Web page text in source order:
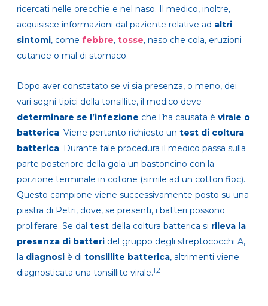
ricercati nelle orecchie e nel naso. Il medico, inoltre,
acquisisce informazioni dal paziente relative ad altri
sintomi, come febbre, tosse, naso che cola, eruzioni
cutanee o mal di stomaco.
Dopo aver constatato se vi sia presenza, o meno, dei
vari segni tipici della tonsillite, il medico deve
determinare se l’infezione che l’ha causata è virale o
batterica. Viene pertanto richiesto un test di coltura
batterica. Durante tale procedura il medico passa sulla
parte posteriore della gola un bastoncino con la
porzione terminale in cotone (simile ad un cotton fioc).
Questo campione viene successivamente posto su una
piastra di Petri, dove, se presenti, i batteri possono
proliferare. Se dal test della coltura batterica si rileva la
presenza di batteri del gruppo degli streptococchi A,
la diagnosi è di tonsillite batterica, altrimenti viene
diagnosticata una tonsillite virale.1,2